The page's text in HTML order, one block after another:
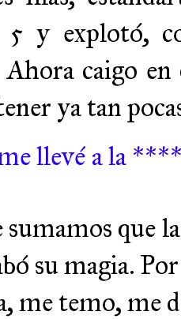
y explotó,
Ahora caigo
ya tan
llevé a la
sumamos que
su magia.
me temo, me